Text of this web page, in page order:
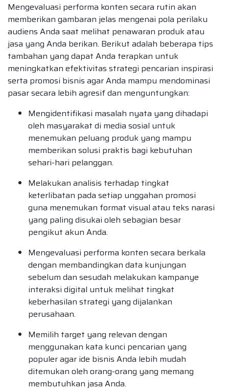
Mengevaluasi performa konten secara rutin akan
memberikan gambaran jelas mengenai pola perilaku
audiens Anda saat melihat penawaran produk atau
jasa yang Anda berikan. Berikut adalah beberapa tips
tambahan yang dapat Anda terapkan untuk
meningkatkan efektivitas strategi pencarian inspirasi
serta promosi bisnis agar Anda mampu mendominasi
pasar secara lebih agresif dan menguntungkan:
Mengidentifikasi masalah nyata yang dihadapi
oleh masyarakat di media sosial untuk
menemukan peluang produk yang mampu
memberikan solusi praktis bagi kebutuhan
sehari-hari pelanggan.
Melakukan analisis terhadap tingkat
keterlibatan pada setiap unggahan promosi
guna menemukan format visual atau teks narasi
yang paling disukai oleh sebagian besar
pengikut akun Anda.
Mengevaluasi performa konten secara berkala
dengan membandingkan data kunjungan
sebelum dan sesudah melakukan kampanye
interaksi digital untuk melihat tingkat
keberhasilan strategi yang dijalankan
perusahaan.
Memilih target yang relevan dengan
menggunakan kata kunci pencarian yang
populer agar ide bisnis Anda lebih mudah
ditemukan oleh orang-orang yang memang
membutuhkan jasa Anda.